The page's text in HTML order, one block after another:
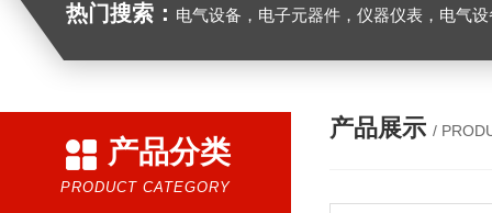
热门搜索： 电气设备，电子元器件，仪器仪表，电气
产品分类
PRODUCT CATEGORY
产品展示 /